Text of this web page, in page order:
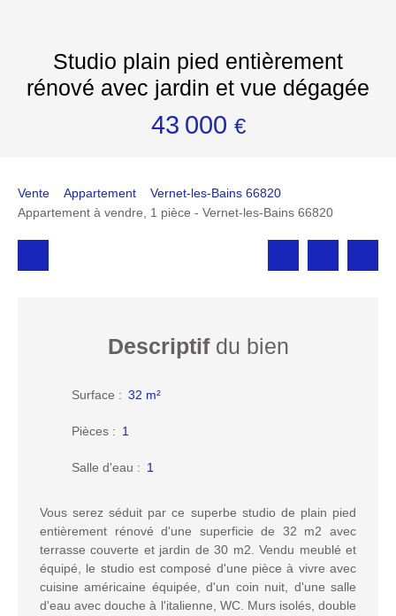
Studio plain pied entièrement
rénové avec jardin et vue dégagée
43 000 €
Vente Appartement
Vernet-les-Bains 66820
Appartement à vendre, 1 pièce - Vernet-les-Bains 66820
Descriptifdu bien
Surface : 32 m²
Pièces : 1
Salle d'eau : 1
Vous serez séduit par ce superbe studio de plain pied
entièrement rénové d'une superficie de 32 m2 avec
terrasse couverte et jardin de 30 m2. Vendu meublé et
équipé, le studio est composé d'une pièce à vivre avec
cuisine américaine équipée, d'un coin nuit, d'une salle
d'eau avec douche à l'italienne, WC. Murs isolés, double